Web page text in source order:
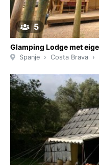
5
Spanje Costa Brava